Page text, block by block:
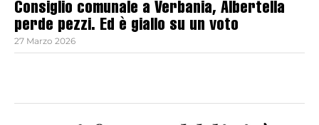
Consiglio comunale a Verbania, Albertella
perde pezzi. Ed è giallo su un voto
27 Marzo 2026